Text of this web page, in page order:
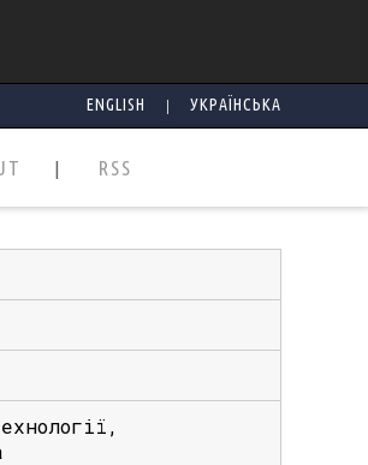
ENGLISH | УКРАЇНСЬКА
RSS